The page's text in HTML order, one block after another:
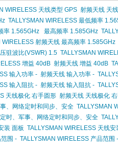
WIRELESS 天线类型 GPS 射频天线 天
TALLYSMAN WIRELESS 最低频率
率 1.565GHz
最高频率 1.585GHz
WIRELESS 射频天线 最高频率 1.585GHz
驻波比(VSWR) 1.5 TALLYSMAN
增益 40dB 射频天线 增益 40dB
输入功率 - 射频天线 输入功率 -
输入阻抗 - 射频天线 输入阻抗 -
天线极化 右手圆形 射频天线 天线极化
、网络定时和同步、安全 TALLYSMAN
时、军事、网络定时和同步、安全
装 面板 TALLYSMAN WIRELESS 天线安
范围 - TALLYSMAN WIRELESS 产品范围 -